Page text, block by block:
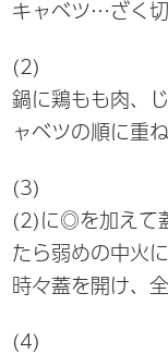
キャベツ…ざく切
(2)
鍋に鶏もも肉、
ャベツの順に重
(3)
(2)に◎を加えて
たら弱めの中火
時々蓋を開け、
(4)